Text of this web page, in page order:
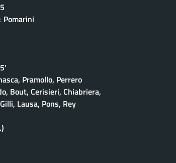
Pomarini
Pramollo, Perrero
Bout, Cerisieri, Chiabriera,
Lausa, Pons, Rey